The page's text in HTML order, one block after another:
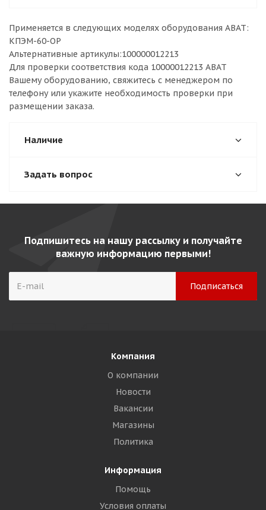
Применяется в следующих моделях оборудования ABAT:
КПЭМ-60-ОР
Альтернативные артикулы:100000012213
Для проверки соответствия кода 10000012213 ABAT
Вашему оборудованию, свяжитесь с менеджером по
телефону или укажите необходимость проверки при
размещении заказа.
Наличие
Задать вопрос
Подпишитесь на нашу рассылку и получайте
важную информацию первыми!
Компания
О компании
Новости
Вакансии
Магазины
Политика
Информация
Помощь
Условия оплаты